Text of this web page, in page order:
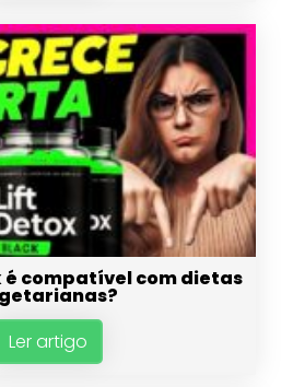
é compatível com dietas
Ler artigo